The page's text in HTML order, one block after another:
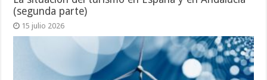
(segunda parte)
15 julio 2026